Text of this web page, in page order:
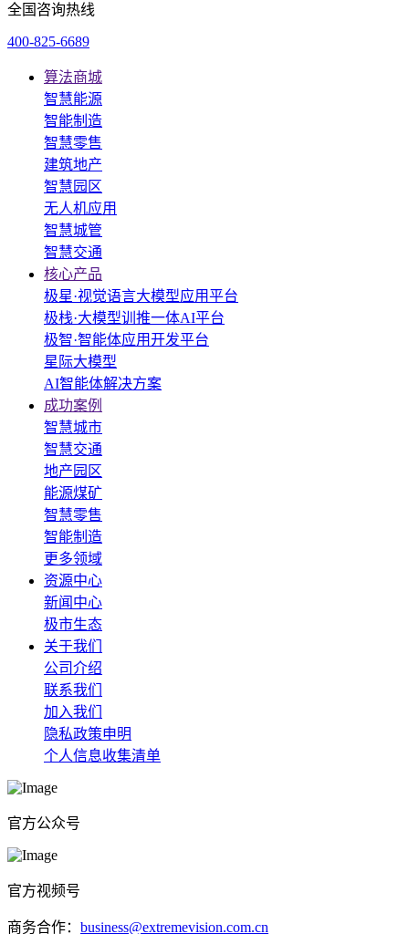
全国咨询热线
400-825-6689
算法商城
智慧能源
智能制造
智慧零售
建筑地产
智慧园区
无人机应用
智慧城管
智慧交通
核心产品
极星·视觉语言大模型应用平台
极栈·大模型训推一体AI平台
极智·智能体应用开发平台
星际大模型
AI智能体解决方案
成功案例
智慧城市
智慧交通
地产园区
能源煤矿
智慧零售
智能制造
更多领域
资源中心
新闻中心
极市生态
关于我们
公司介绍
联系我们
加入我们
隐私政策申明
个人信息收集清单
官方公众号
官方视频号
商务合作： business@extremevision.com.cn